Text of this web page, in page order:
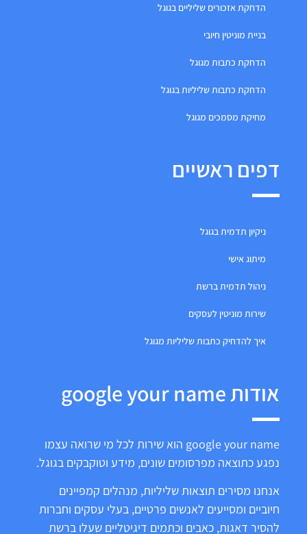
הדחקת אזכורים שליליים בגוגל
בניית מוניטין חיובי
הדחקת כתבות מגוגל
הדחקת כתבות שליליות בגוגל
מחיקת מסמכים מגוגל
דפים ראשיים
ניקיון תדמית בגוגל
מיתוג אישי
ניהול תדמית ברשת
שירות מוניטין לעסקים
איך להדחיק כתבות שליליות מגוגל
אודות google your name
google your name הוא שירות לכל מי שרואה עצמו
נפגע כתוצאה מפרסומים שונים, מידע וטוקבקים בגוגל.
אנחנו מסירים תוצאות שליליות, מנהלים קמפיינים
חיוביים ומסייעים לאנשים פרטיים, בעלי עסקים וחברות
להסיר דאגות, כאבים וכתמים דיגיטליים שעלו ברשת